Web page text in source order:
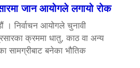
जान आयोगले लगायो रोक
। निर्वाचन आयोगले चुनावी
क्रममा धातु, काठ वा अन्य
सामग्रीबाट बनेका भौतिक